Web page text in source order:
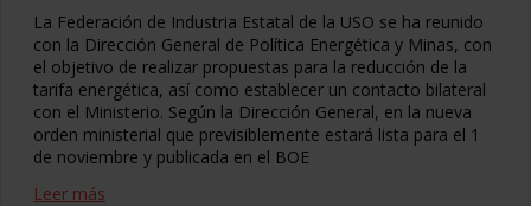
La Federación de Industria Estatal de la USO se ha reunido
con la Dirección General de Política Energética y Minas, con
el objetivo de realizar propuestas para la reducción de la
tarifa energética, así como establecer un contacto bilateral
con el Ministerio. Según la Dirección General, en la nueva
orden ministerial que previsiblemente estará lista para el 1
de noviembre y publicada en el BOE
Leer más